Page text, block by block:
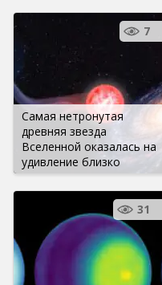
Самая нетронутая
древняя звезда
Вселенной оказалась на
удивление близко
7
31